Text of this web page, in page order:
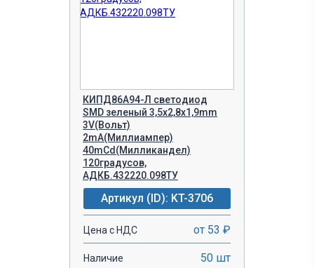
КИПД86А94-Л светодиод
SMD зеленый 3,5х2,8х1,9mm
3V(Вольт)
2mA(Миллиампер)
40mCd(Милликандел)
120градусов,
АДКБ.432220.098ТУ
Артикул (ID): KT-3706
Цена с НДС от 53 ₽
Наличие 50 шт